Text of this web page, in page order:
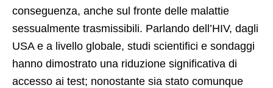
conseguenza, anche sul fronte delle malattie
sessualmente trasmissibili. Parlando dell’HIV, dagli
USA e a livello globale, studi scientifici e sondaggi
hanno dimostrato una riduzione significativa di
accesso ai test; nonostante sia stato comunque